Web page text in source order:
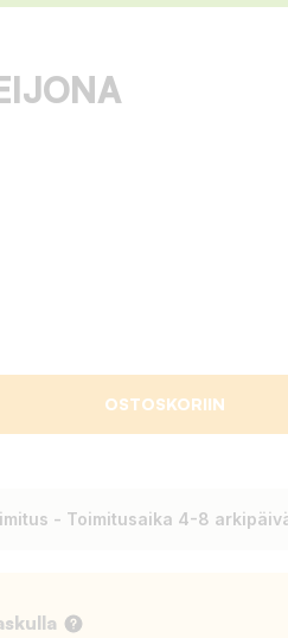
OSTOSKORIIN
- Toimitusaika 4-8